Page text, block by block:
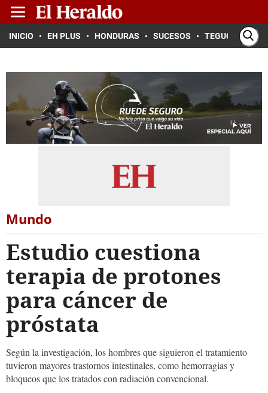
INICIO EH PLUS HONDURAS SUCESOS TEGUCIGALPA
Mundo
Estudio cuestiona
terapia de protones
para cáncer de
próstata
Según la investigación, los hombres que siguieron el tratamiento
tuvieron mayores trastornos intestinales, como hemorragias y
bloqueos que los tratados con radiación convencional.